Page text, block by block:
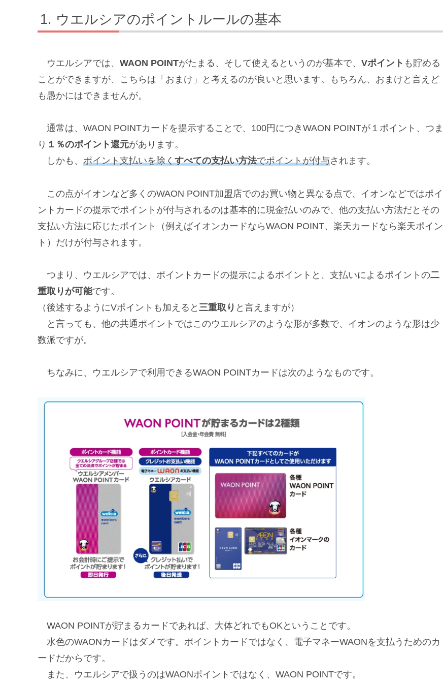
ウエルシアのポイントルールの基本
ウエルシアでは、 WAON POINTがたまる、そして使えるというのが基本で、 Vポイント も貯める
ことができますが、こちらは「おまけ」と考えるのが良いと思います。もちろん、おまけと言えど
も愚かにはできませんが。
通常は、WAON POINTカードを提示することで、100円につきWAON POINTが１ポイント、つま
り １％のポイント還元があります。
しかも、 ポイント支払いを除くすべての支払い方法でポイントが付与されます。
この点がイオンなど多くのWAON POINT加盟店でのお買い物と異なる点で、イオンなどではポイ
ントカードの提示でポイントが付与されるのは基本的に現金払いのみで、他の支払い方法だとその
支払い方法に応じたポイント（例えばイオンカードならWAON POINT、楽天カードなら楽天ポイン
ト）だけが付与されます。
つまり、ウエルシアでは、ポイントカードの提示によるポイントと、支払いによるポイントの二
重取りが可能です。
（後述するようにVポイントも加えると 三重取り と言えますが）
と言っても、他の共通ポイントではこのウエルシアのような形が多数で、イオンのような形は少
数派ですが。
ちなみに、ウエルシアで利用できるWAON POINTカードは次のようなものです。
WAON POINTが貯まるカードであれば、大体どれでもOKということです。
水色のWAONカードはダメです。ポイントカードではなく、電子マネーWAONを支払うためのカ
ードだからです。
また、ウエルシアで扱うのはWAONポイントではなく、WAON POINTです。